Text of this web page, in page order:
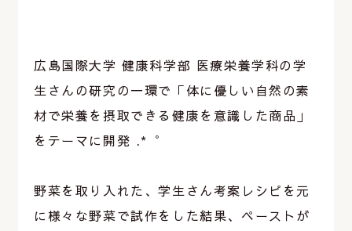
広島国際大学 健康科学部 医療栄養学科の学
生さんの研究の一環で「体に優しい自然の素
材で栄養を摂取できる健康を意識した商品」
をテーマに開発 .*゜
野菜を取り入れた、学生さん考案レシピを元
に様々な野菜で試作をした結果、ペーストが